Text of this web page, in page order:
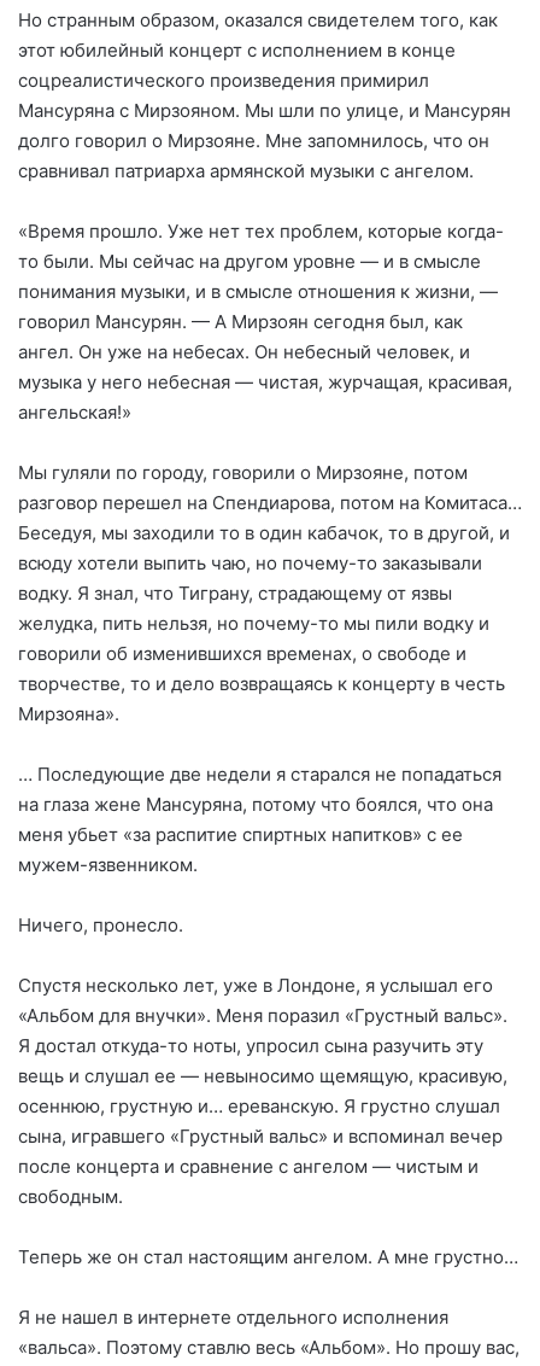
Но странным образом, оказался свидетелем того, как
этот юбилейный концерт с исполнением в конце
соцреалистического произведения примирил
Мансуряна с Мирзояном. Мы шли по улице, и Мансурян
долго говорил о Мирзояне. Мне запомнилось, что он
сравнивал патриарха армянской музыки с ангелом.
«Время прошло. Уже нет тех проблем, которые когда-
то были. Мы сейчас на другом уровне — и в смысле
понимания музыки, и в смысле отношения к жизни, —
говорил Мансурян. — А Мирзоян сегодня был, как
ангел. Он уже на небесах. Он небесный человек, и
музыка у него небесная — чистая, журчащая, красивая,
ангельская!»
Мы гуляли по городу, говорили о Мирзояне, потом
разговор перешел на Спендиарова, потом на Комитаса…
Беседуя, мы заходили то в один кабачок, то в другой, и
всюду хотели выпить чаю, но почему-то заказывали
водку. Я знал, что Тиграну, страдающему от язвы
желудка, пить нельзя, но почему-то мы пили водку и
говорили об изменившихся временах, о свободе и
творчестве, то и дело возвращаясь к концерту в честь
Мирзояна».
… Последующие две недели я старался не попадаться
на глаза жене Мансуряна, потому что боялся, что она
меня убьет «за распитие спиртных напитков» с ее
мужем-язвенником.
Ничего, пронесло.
Спустя несколько лет, уже в Лондоне, я услышал его
«Альбом для внучки». Меня поразил «Грустный вальс».
Я достал откуда-то ноты, упросил сына разучить эту
вещь и слушал ее — невыносимо щемящую, красивую,
осеннюю, грустную и… ереванскую. Я грустно слушал
сына, игравшего «Грустный вальс» и вспоминал вечер
после концерта и сравнение с ангелом — чистым и
свободным.
Теперь же он стал настоящим ангелом. А мне грустно…
Я не нашел в интернете отдельного исполнения
«вальса». Поэтому ставлю весь «Альбом». Но прошу вас,